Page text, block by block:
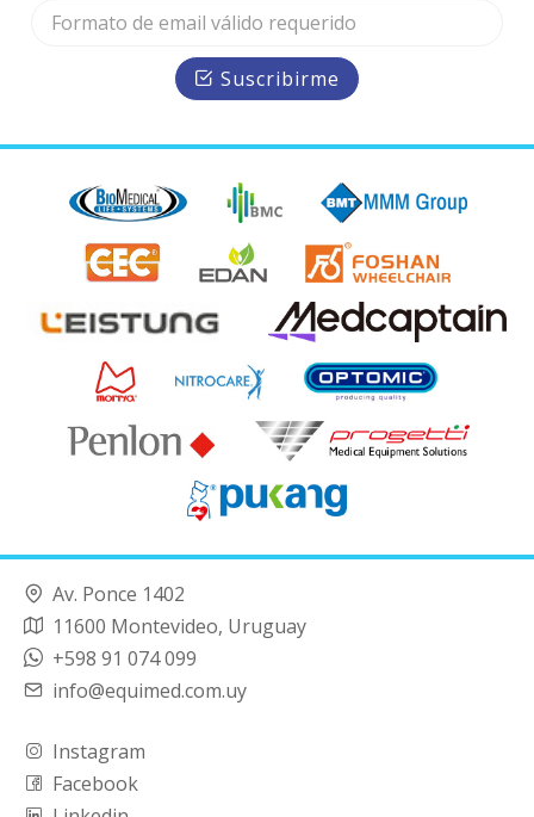
Suscribirme
Av. Ponce 1402
11600 Montevideo, Uruguay
+598 91 074 099
info@equimed.com.uy
Instagram
Facebook